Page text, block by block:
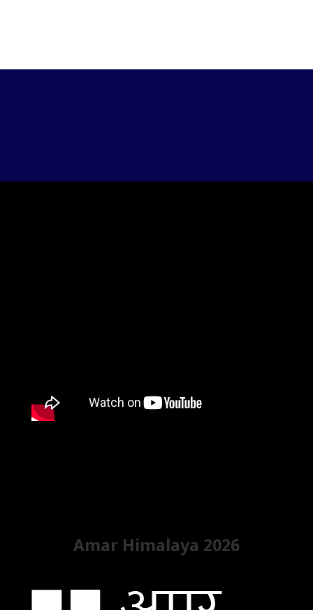
Amar Himalaya 2026